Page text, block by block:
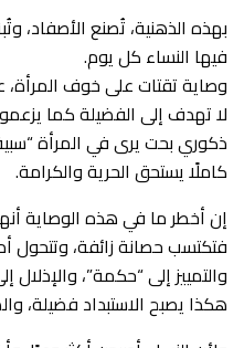
بهذه الذهنية، تُصنع الأصفاد،
فيها النساء كل يوم.
وصاية تقتات على خوف
لا تهدف إلى الفضيلة كما
ذكوري بحت يرى في المرأة
كاملًا يستحق الحرية والكرامة.
إن أخطر ما في هذه الوصاية
فتكتسب حصانة زائفة، وتتحول
والتمييز إلى “حكمة”، والإذلال
هكذا يصبح الاستبداد فضيلة،